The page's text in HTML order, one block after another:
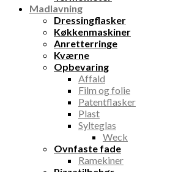
Madlavning
Dressingflasker
Køkkenmaskiner
Anretterringe
Kværne
Opbevaring
Affald
Film og folie
Patentflasker
Plast
Sylteglas
Weck
Ovnfaste fade
Ramekiner